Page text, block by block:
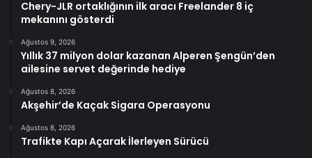
Chery-JLR ortaklığının ilk aracı Freelander 8 iç
mekanını gösterdi
Ağustos 9, 2026
Yıllık 37 milyon dolar kazanan Alperen Şengün’den
ailesine servet değerinde hediye
Ağustos 8, 2026
Akşehir’de Kaçak Sigara Operasyonu
Ağustos 8, 2026
Trafikte Kapı Açarak İlerleyen Sürücü